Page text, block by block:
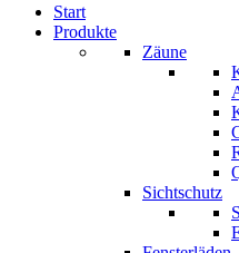
Start
Produkte
Zäune
Sichtschutz